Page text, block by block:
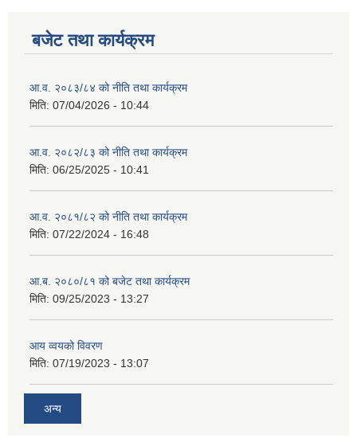
बजेट तथा कार्यक्रम
आ.व. २०८३/८४ को नीति तथा कार्यक्रम
मिति: 07/04/2026 - 10:44
आ.व. २०८२/८३ को नीति तथा कार्यक्रम
मिति: 06/25/2025 - 10:41
आ.व. २०८१/८२ को नीति तथा कार्यक्रम
मिति: 07/22/2024 - 16:48
आ.ब. २०८०/८१ को बजेट तथा कार्यक्रम
मिति: 09/25/2023 - 13:27
आय व्वयको विवरण
मिति: 07/19/2023 - 13:07
अन्य